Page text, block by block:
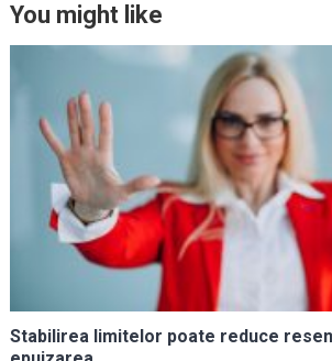
You might like
Stabilirea limitelor poate reduce